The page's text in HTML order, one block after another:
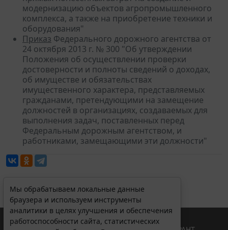
модернизацию объектов агропромышленного
комплекса, а также на приобретение техники и
оборудования"
Приказ Федерального дорожного агентства от
24 октября 2013 г. № 300 "Об утверждении
Положения об осуществлении проверки
достоверности и полноты сведений о доходах,
об имуществе и обязательствах
имущественного характера, представляемых
гражданами, претендующими на замещение
должностей в организациях, создаваемых для
выполнения задач, поставленных перед
Федеральным дорожным агентством, и
работниками, замещающими эти должности"
Мы обрабатываем локальные данные
браузера и используем инструменты
аналитики в целях улучшения и обеспечения
работоспособности сайта, статистических